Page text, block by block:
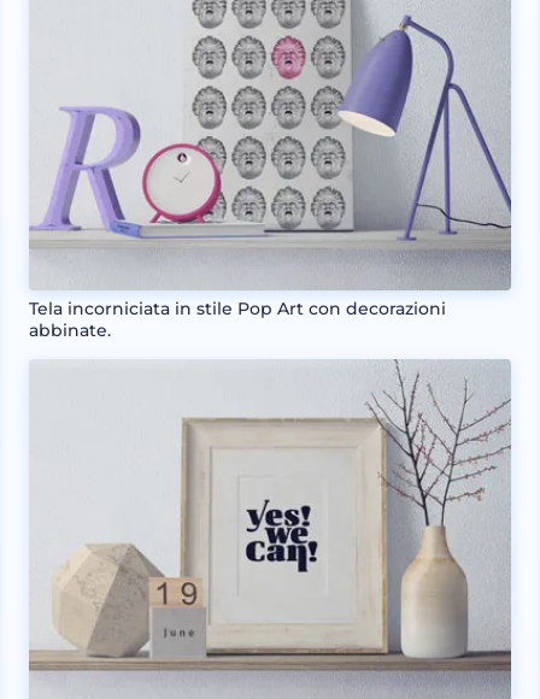
Tela incorniciata in stile Pop Art con decorazioni
abbinate.